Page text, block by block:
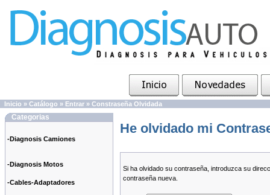
Inicio » Catálogo » Entrar » Constraseña Olvidada
Categorias
-Diagnosis Camiones
-Diagnosis Motos
-Cables-Adaptadores
He olvidado mi
Si ha olvidado su contraseña, introduzca su
contraseña nueva.